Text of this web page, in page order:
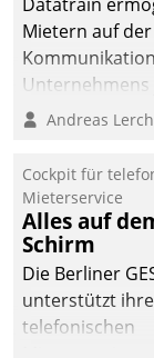
sich dabei für
der Lösung
Cloud Platform
entschieden -
Unternehmen
Mietern auf
Unternehmens
Mitarbeiter
Andreas
Cockpit für
Mieterservice
Alles auf
Schirm
Die Berliner
unterstützt
telefonischen